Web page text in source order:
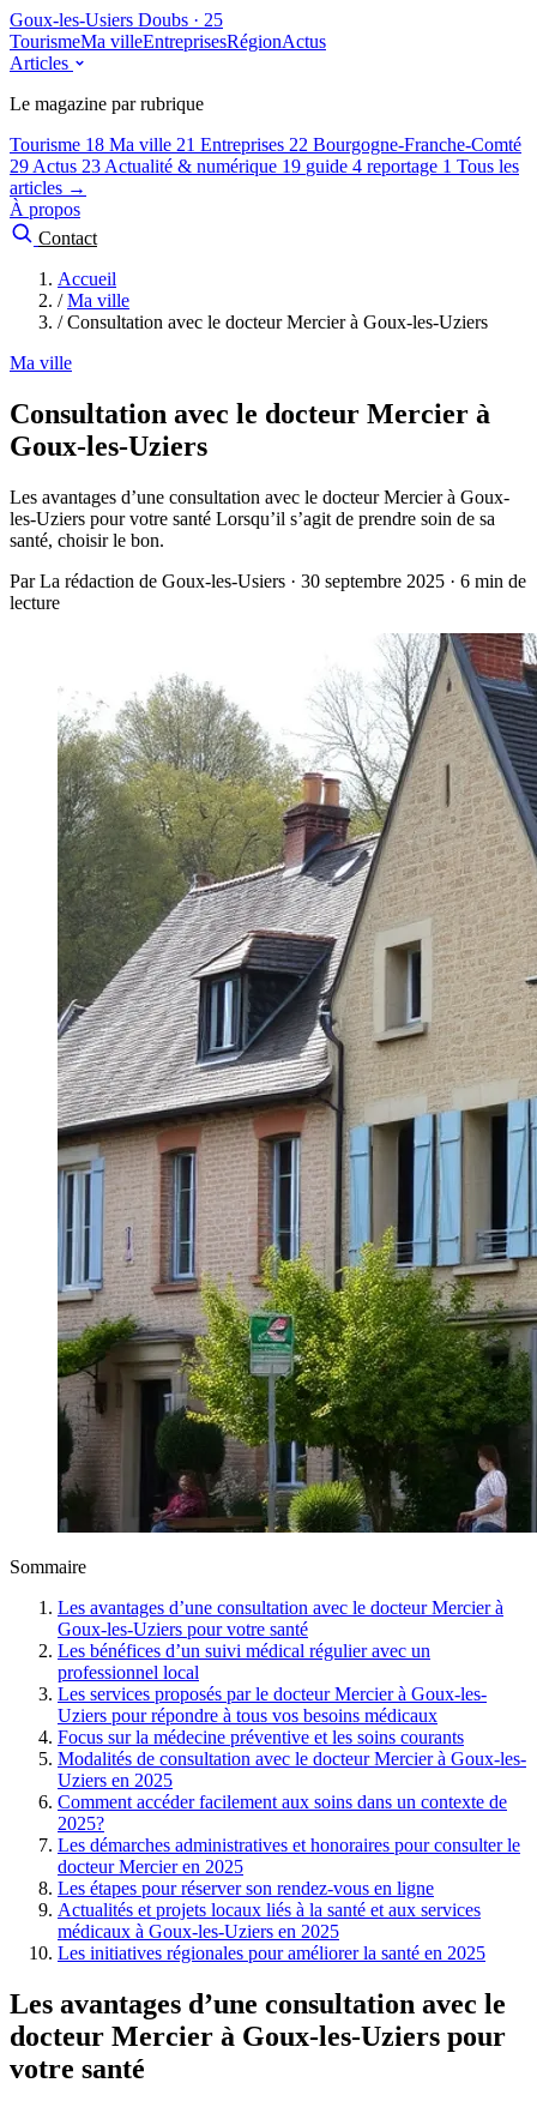
Goux-les-Usiers Doubs · 25
TourismeMa villeEntreprisesRégionActus
Articles
Le magazine par rubrique
Tourisme 18 Ma ville 21 Entreprises 22 Bourgogne-Franche-Comté
29 Actus 23 Actualité & numérique 19 guide 4 reportage 1 Tous les
articles →
À propos
Contact
Accueil
/ Ma ville
/ Consultation avec le docteur Mercier à Goux-les-Uziers
Ma ville
Consultation avec le docteur Mercier à
Goux-les-Uziers
Les avantages d’une consultation avec le docteur Mercier à Goux-
les-Uziers pour votre santé Lorsqu’il s’agit de prendre soin de sa
santé, choisir le bon.
Par La rédaction de Goux-les-Usiers · 30 septembre 2025 · 6 min de
lecture
Sommaire
Les avantages d’une consultation avec le docteur Mercier à
Goux-les-Uziers pour votre santé
Les bénéfices d’un suivi médical régulier avec un
professionnel local
Les services proposés par le docteur Mercier à Goux-les-
Uziers pour répondre à tous vos besoins médicaux
Focus sur la médecine préventive et les soins courants
Modalités de consultation avec le docteur Mercier à Goux-les-
Uziers en 2025
Comment accéder facilement aux soins dans un contexte de
2025?
Les démarches administratives et honoraires pour consulter le
docteur Mercier en 2025
Les étapes pour réserver son rendez-vous en ligne
Actualités et projets locaux liés à la santé et aux services
médicaux à Goux-les-Uziers en 2025
Les initiatives régionales pour améliorer la santé en 2025
Les avantages d’une consultation avec le
docteur Mercier à Goux-les-Uziers pour
votre santé